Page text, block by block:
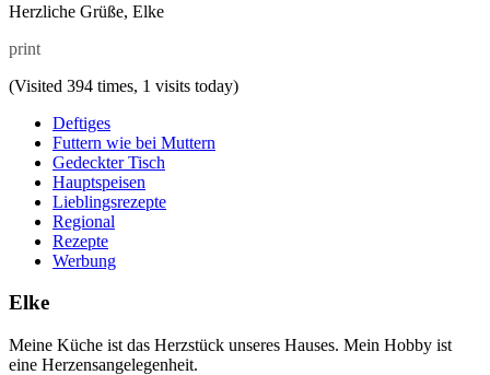
Herzliche Grüße, Elke
print
(Visited 394 times, 1 visits today)
Deftiges
Futtern wie bei Muttern
Gedeckter Tisch
Hauptspeisen
Lieblingsrezepte
Regional
Rezepte
Werbung
Elke
Meine Küche ist das Herzstück unseres Hauses. Mein Hobby ist
eine Herzensangelegenheit.